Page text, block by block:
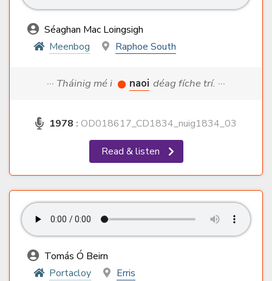
Séaghan Mac Loingsigh
Meenbog
Raphoe South
··· Tháinig mé i naoi déag fíche trí. ···
1978 : OD018617_CD1834_nuig1834_03
Read & listen
Tomás Ó Beirn
Portacloy
Erris